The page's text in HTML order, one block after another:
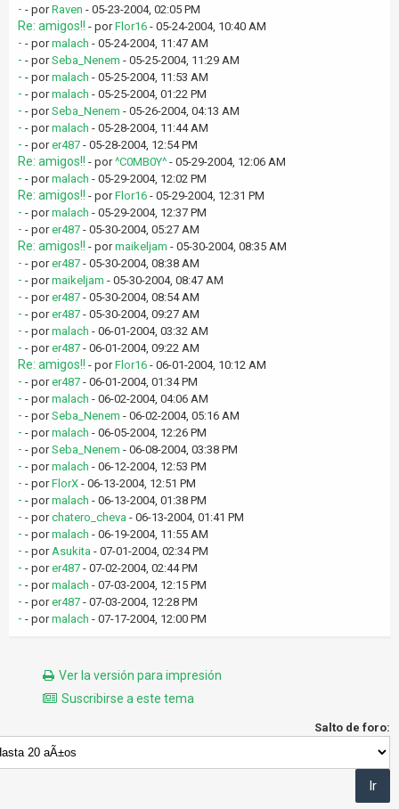
- - porRaven - 05-23-2004, 02:05 PM
Re: amigos!! - porFlor16 - 05-24-2004, 10:40 AM
- - pormalach - 05-24-2004, 11:47 AM
- - porSeba_Nenem - 05-25-2004, 11:29 AM
- - pormalach - 05-25-2004, 11:53 AM
- - pormalach - 05-25-2004, 01:22 PM
- - porSeba_Nenem - 05-26-2004, 04:13 AM
- - pormalach - 05-28-2004, 11:44 AM
- - porer487 - 05-28-2004, 12:54 PM
Re: amigos!! - por^C0MB0Y^ - 05-29-2004, 12:06 AM
- - pormalach - 05-29-2004, 12:02 PM
Re: amigos!! - porFlor16 - 05-29-2004, 12:31 PM
- - pormalach - 05-29-2004, 12:37 PM
- - porer487 - 05-30-2004, 05:27 AM
Re: amigos!! - pormaikeljam - 05-30-2004, 08:35 AM
- - porer487 - 05-30-2004, 08:38 AM
- - pormaikeljam - 05-30-2004, 08:47 AM
- - porer487 - 05-30-2004, 08:54 AM
- - porer487 - 05-30-2004, 09:27 AM
- - pormalach - 06-01-2004, 03:32 AM
- - porer487 - 06-01-2004, 09:22 AM
Re: amigos!! - porFlor16 - 06-01-2004, 10:12 AM
- - porer487 - 06-01-2004, 01:34 PM
- - pormalach - 06-02-2004, 04:06 AM
- - porSeba_Nenem - 06-02-2004, 05:16 AM
- - pormalach - 06-05-2004, 12:26 PM
- - porSeba_Nenem - 06-08-2004, 03:38 PM
- - pormalach - 06-12-2004, 12:53 PM
- - porFlorX - 06-13-2004, 12:51 PM
- - pormalach - 06-13-2004, 01:38 PM
- - porchatero_cheva - 06-13-2004, 01:41 PM
- - pormalach - 06-19-2004, 11:55 AM
- - porAsukita - 07-01-2004, 02:34 PM
- - porer487 - 07-02-2004, 02:44 PM
- - pormalach - 07-03-2004, 12:15 PM
- - porer487 - 07-03-2004, 12:28 PM
- - pormalach - 07-17-2004, 12:00 PM
Ver la versión para impresión
Suscribirse a este tema
Salto de foro: